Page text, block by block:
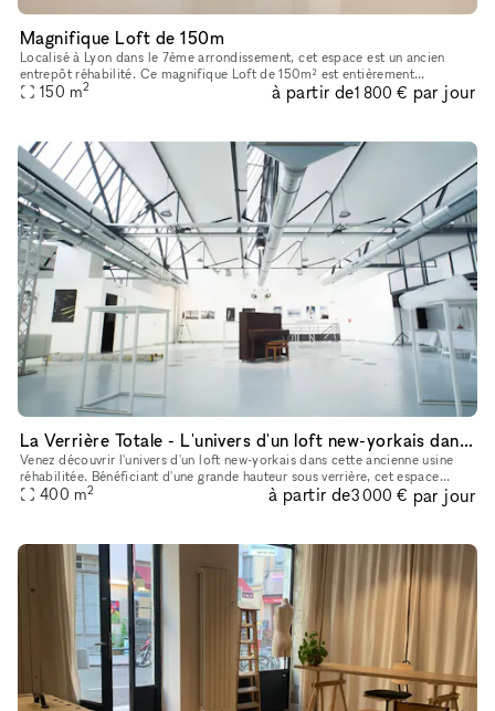
Magnifique Loft de 150m
Localisé à Lyon dans le 7ème arrondissement, cet espace est un ancien
entrepôt réhabilité. Ce magnifique Loft de 150m² est entièrement
modulable afin de s'adapter parfaitement à tous vos formats d'
150 m2 à partir de1 800 € par jour
La Verrière Totale - L'univers d'un loft new-yorkais dans une ancienne usine réhabilitée
Venez découvrir l'univers d'un loft new-yorkais dans cette ancienne usine
réhabilitée. Bénéficiant d'une grande hauteur sous verrière, cet espace
urbain offre deux salles distinctes : - Un duplex de
400 m2 à partir de3 000 € par jour